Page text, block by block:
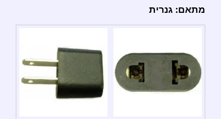
מתאם: גנרית